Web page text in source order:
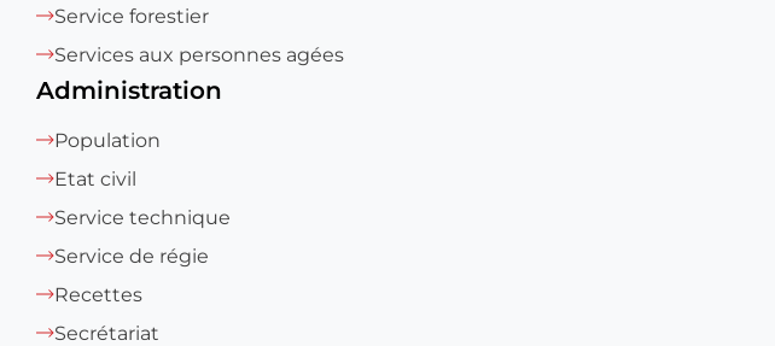
Service forestier
Services aux personnes agées
Administration
Population
Etat civil
Service technique
Service de régie
Recettes
Secrétariat